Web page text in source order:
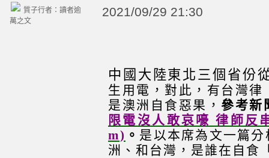
質子行者：讀者逾
萬之文
2021/09/29 21:30
中國大陸東北三個省份
生用電，對此，有台灣
是澳洲自食惡果， 參考新
限電沒人敢哀嚎 律師反
m) 。 是以本席為文一篇
洲、和台灣，是誰在自食